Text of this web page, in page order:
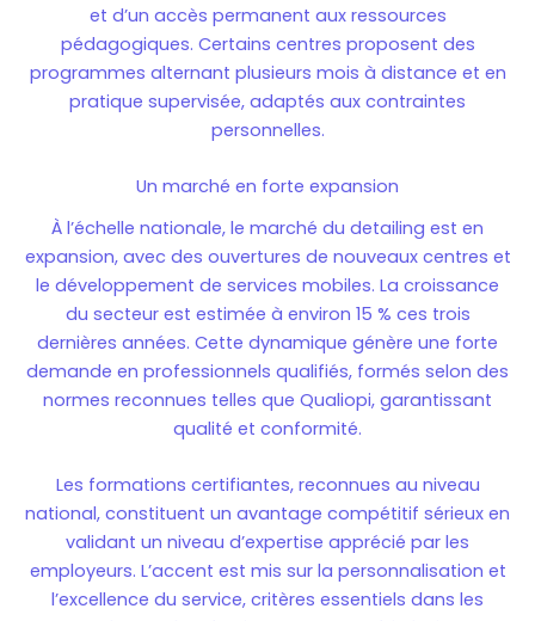
et d’un accès permanent aux ressources
pédagogiques. Certains centres proposent des
programmes alternant plusieurs mois à distance et en
pratique supervisée, adaptés aux contraintes
personnelles.
Un marché en forte expansion
À l’échelle nationale, le marché du detailing est en
expansion, avec des ouvertures de nouveaux centres et
le développement de services mobiles. La croissance
du secteur est estimée à environ 15 % ces trois
dernières années. Cette dynamique génère une forte
demande en professionnels qualifiés, formés selon des
normes reconnues telles que Qualiopi, garantissant
qualité et conformité.
Les formations certifiantes, reconnues au niveau
national, constituent un avantage compétitif sérieux en
validant un niveau d’expertise apprécié par les
employeurs. L’accent est mis sur la personnalisation et
l’excellence du service, critères essentiels dans les